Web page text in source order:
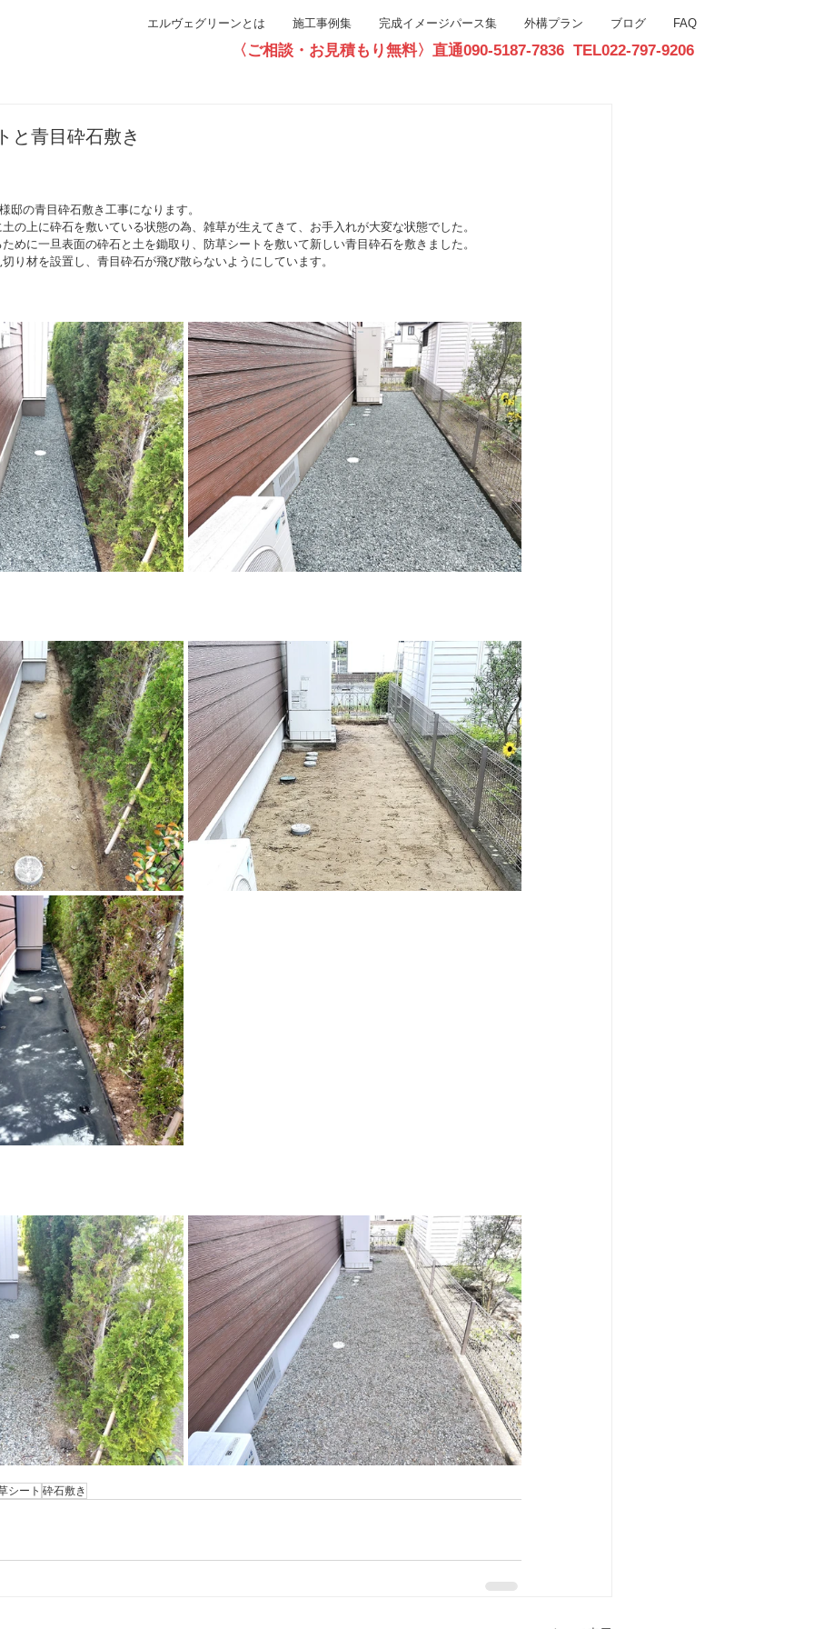
エルヴェグリーンとは 施工事例集 完成イメージパース集 外構プラン ブログ FAQ
〈ご相談・お見積もり無料〉直通090-5187-7836 TEL022-797-9206
と青目砕石敷き
邸の青目砕石敷き工事になります。
の上に砕石を敷いている状態の為、雑草が生えてきて、お手入れが大変な状態でした。
めに一旦表面の砕石と土を鋤取り、防草シートを敷いて新しい青目砕石を敷きました。
り材を設置し、青目砕石が飛び散らないようにしています。
シート 砕石敷き